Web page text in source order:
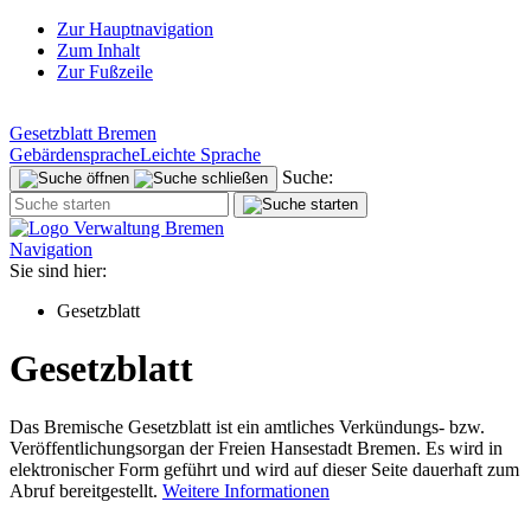
Zur Hauptnavigation
Zum Inhalt
Zur Fußzeile
Gesetzblatt Bremen
GebärdenspracheLeichte Sprache
Suche:
Navigation
Sie sind hier:
Gesetzblatt
Gesetzblatt
Das Bremische Gesetzblatt ist ein amtliches Verkündungs- bzw.
Veröffentlichungsorgan der Freien Hansestadt Bremen. Es wird in
elektronischer Form geführt und wird auf dieser Seite dauerhaft zum
Abruf bereitgestellt. Weitere Informationen